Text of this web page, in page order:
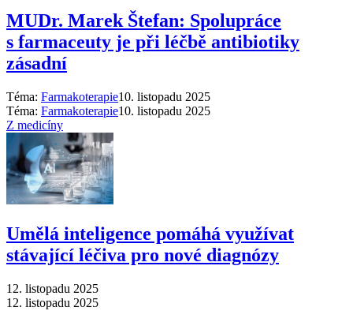
MUDr. Marek Štefan: Spolupráce
s farmaceuty je při léčbě antibiotiky
zásadní
Téma: Farmakoterapie10. listopadu 2025
Téma: Farmakoterapie10. listopadu 2025
Z medicíny
Umělá inteligence pomáhá využívat
stávající léčiva pro nové diagnózy
12. listopadu 2025
12. listopadu 2025